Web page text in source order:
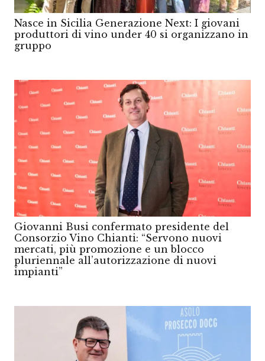
Nasce in Sicilia Generazione Next: I giovani
produttori di vino under 40 si organizzano in
gruppo
Giovanni Busi confermato presidente del
Consorzio Vino Chianti: “Servono nuovi
mercati, più promozione e un blocco
pluriennale all’autorizzazione di nuovi
impianti”